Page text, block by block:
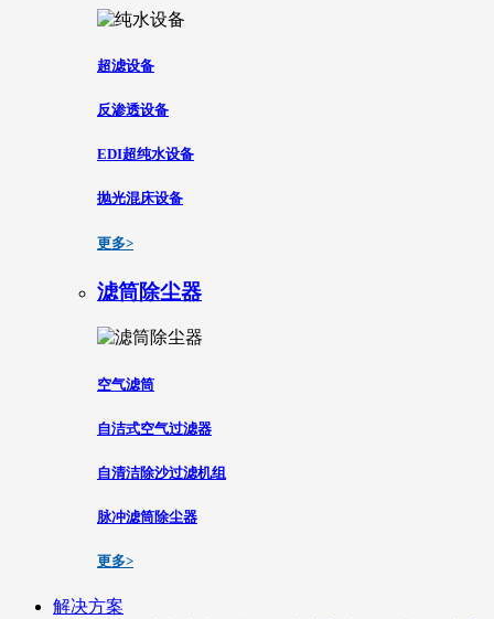
超滤设备
反渗透设备
EDI超纯水设备
抛光混床设备
更多>
滤筒除尘器
空气滤筒
自洁式空气过滤器
自清洁除沙过滤机组
脉冲滤筒除尘器
更多>
解决方案